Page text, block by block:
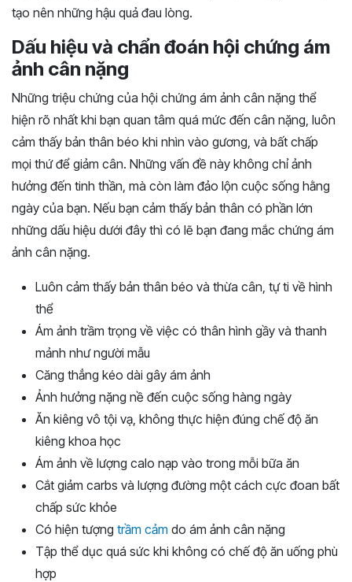
tạo nên những hậu quả đau lòng.
Dấu hiệu và chẩn đoán hội chứng ám
ảnh cân nặng
Những triệu chứng của hội chứng ám ảnh cân nặng thể
hiện rõ nhất khi bạn quan tâm quá mức đến cân nặng, luôn
cảm thấy bản thân béo khi nhìn vào gương, và bất chấp
mọi thứ để giảm cân. Những vấn đề này không chỉ ảnh
hưởng đến tinh thần, mà còn làm đảo lộn cuộc sống hằng
ngày của bạn. Nếu bạn cảm thấy bản thân có phần lớn
những dấu hiệu dưới đây thì có lẽ bạn đang mắc chứng ám
ảnh cân nặng.
Luôn cảm thấy bản thân béo và thừa cân, tự ti về hình
thể
Ám ảnh trầm trọng về việc có thân hình gầy và thanh
mảnh như người mẫu
Căng thẳng kéo dài gây ám ảnh
Ảnh hưởng nặng nề đến cuộc sống hàng ngày
Ăn kiêng vô tội vạ, không thực hiện đúng chế độ ăn
kiêng khoa học
Ám ảnh về lượng calo nạp vào trong mỗi bữa ăn
Cắt giảm carbs và lượng đường một cách cực đoan bất
chấp sức khỏe
Có hiện tượng trầm cảm do ám ảnh cân nặng
Tập thể dục quá sức khi không có chế độ ăn uống phù
hợp